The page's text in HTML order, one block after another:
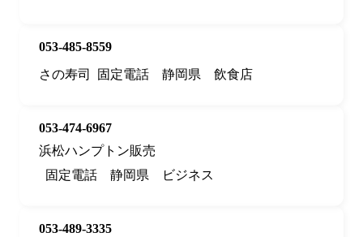
053-485-8559
さの寿司
固定電話 静岡県 飲食店
053-474-6967
浜松ハンプトン販売
固定電話
静岡県 ビジネス
053-489-3335